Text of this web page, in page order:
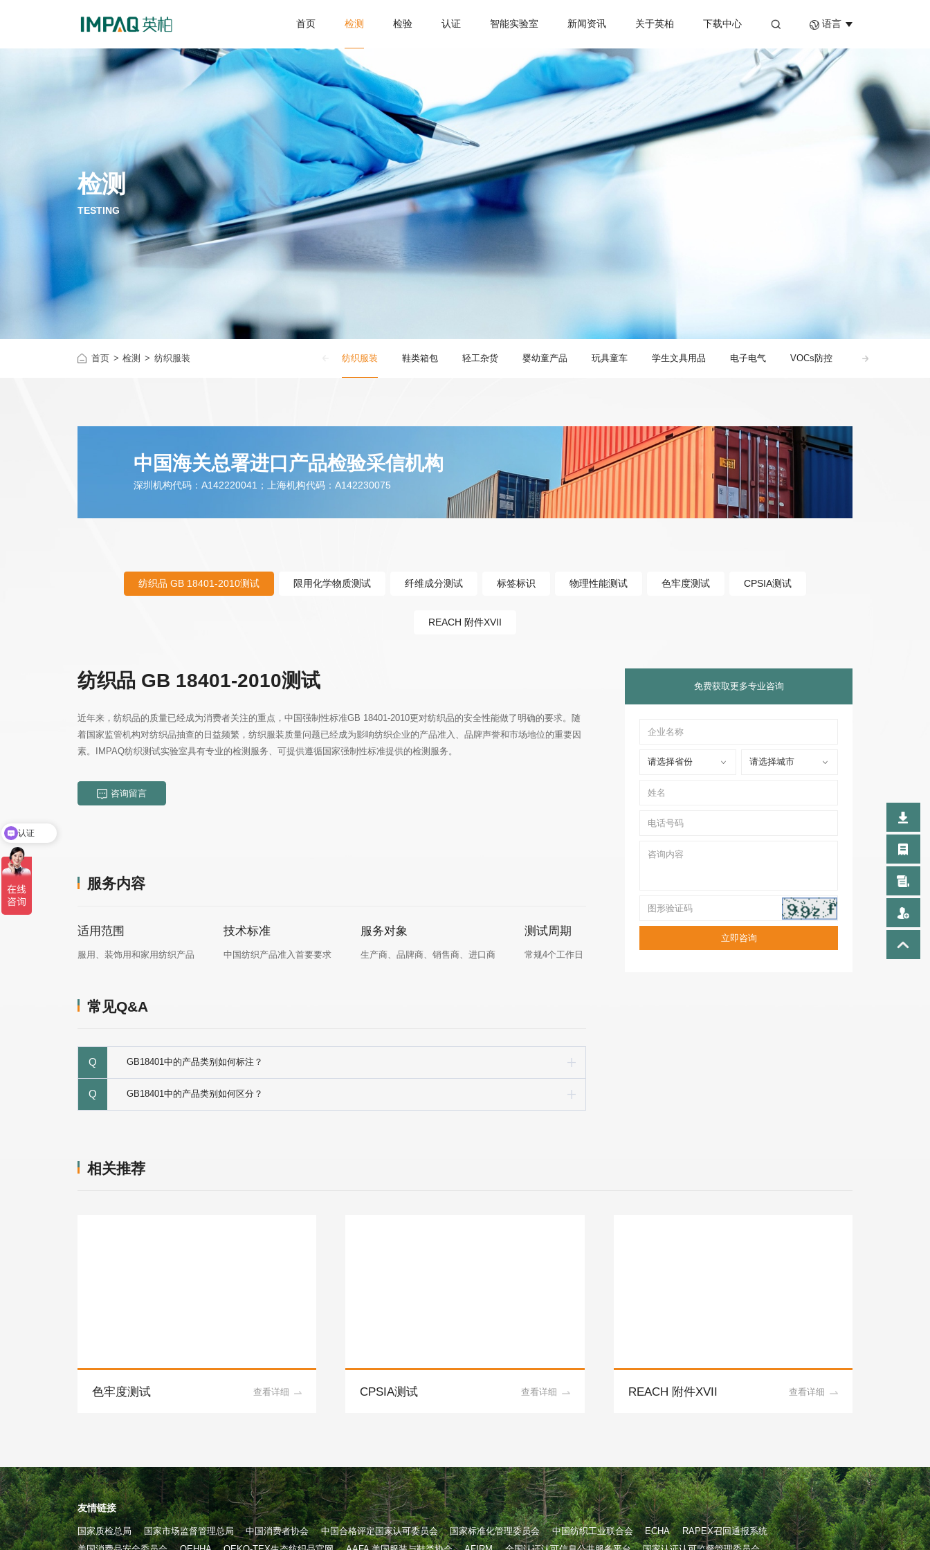
首页 检测 检验 认证 智能实验室 新闻资讯 关于英柏 下载中心 语言
检测
TESTING
首页 检测 纺织服装 纺织服装 鞋类箱包 轻工杂货 婴幼童产品 玩具童车 学生文具用品 电子电气 VOCs防控 电子烟检测认证
中国海关总署进口产品检验采信机构
深圳机构代码：A142220041；上海机构代码：A142230075
纺织品 GB 18401-2010测试 限用化学物质测试 纤维成分测试 标签标识 物理性能测试 色牢度测试 CPSIA测试
REACH 附件XVII
纺织品 GB 18401-2010测试
素。IMPAQ纺织测试实验室具有专业的检测服务、可提供遵循国家强制性标准提供的检测服务。
咨询留言
服务内容
适用范围
服用、装饰用和家用纺织产品
技术标准
中国纺织产品准入首要要求
服务对象
生产商、品牌商、销售商、进口商
测试周期
常规4个工作日
常见Q&A
Q GB18401中的产品类别如何标注？
Q GB18401中的产品类别如何区分？
免费获取更多专业咨询
请选择省份 请选择城市
相关推荐
色牢度测试 查看详细 CPSIA测试 查看详细 REACH 附件XVII 查看详细
友情链接
国家质检总局 国家市场监督管理总局 中国消费者协会 中国合格评定国家认可委员会 国家标准化管理委员会 中国纺织工业联合会 ECHA
RAPEX召回通报系统
ZDHC一站式服务